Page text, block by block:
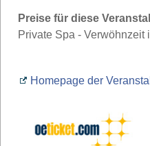
Preise für diese
Private Spa - Verwöhnzeit
Homepage der